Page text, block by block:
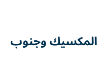
المكسيك وجنوب